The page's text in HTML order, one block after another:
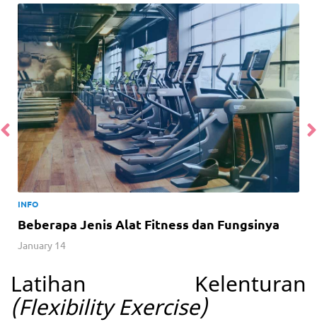
INFO
Beberapa Jenis Alat Fitness dan Fungsinya
January 14
Latihan Kelenturan
(Flexibility Exercise)